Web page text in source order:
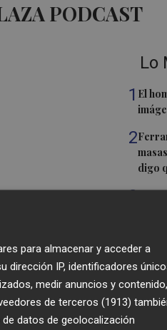
PODCAST
Lo
1 El
2
digo
3Foios
Las
5 Y
con
para almacenar y acceder a
dirección IP, identificadores
medir anuncios y contenido,
de terceros (1913)
datos de geolocalización